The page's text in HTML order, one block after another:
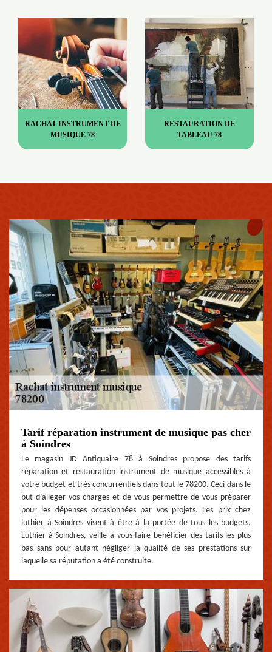
RACHAT INSTRUMENT DE
MUSIQUE 78
RESTAURATION DE
TABLEAU 78
Tarif réparation instrument de musique pas cher
à Soindres
Le magasin JD Antiquaire 78 à Soindres propose des tarifs
réparation et restauration instrument de musique accessibles à
votre budget et très concurrentiels dans tout le 78200. Ceci dans le
but d’alléger vos charges et de vous permettre de vous préparer
pour les dépenses occasionnées par vos projets. Les prix chez
luthier à Soindres visent à être à la portée de tous les budgets.
Luthier à Soindres, veille à vous faire bénéficier des tarifs les plus
bas sans pour autant négliger la qualité de ses prestations sur
laquelle sa réputation a été construite.